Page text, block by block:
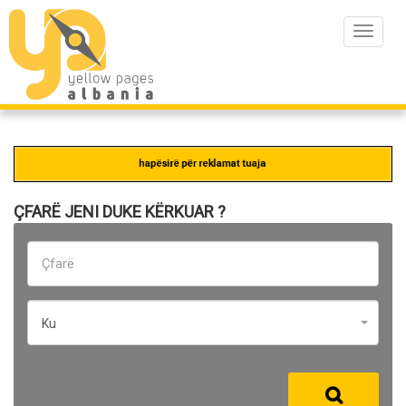
Toggle
ÇFARË JENI DUKE KËRKUAR ?
Ku